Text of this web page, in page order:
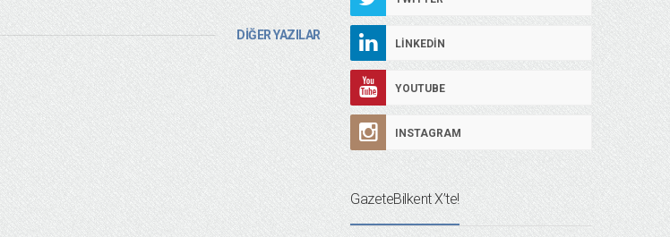
DİĞER YAZILAR
LINKEDIN
YOUTUBE
INSTAGRAM
GazeteBilkent X’te!